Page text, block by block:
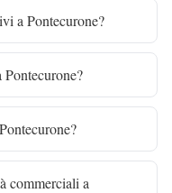
a Pontecurone?
commerciali a